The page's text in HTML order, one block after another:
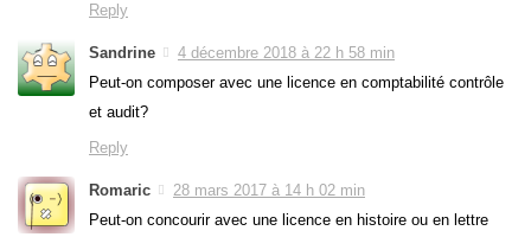
Reply
Sandrine
4 décembre 2018 à 22 h 58 min
Peut-on composer avec une licence en comptabilité contrôle
et audit?
Reply
Romaric
28 mars 2017 à 14 h 02 min
Peut-on concourir avec une licence en histoire ou en lettre